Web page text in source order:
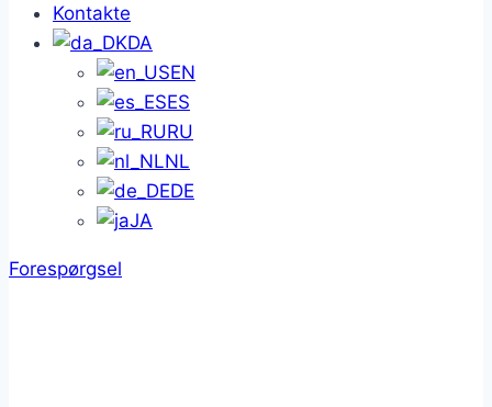
Kontakte
DA
EN
ES
RU
NL
DE
JA
Forespørgsel